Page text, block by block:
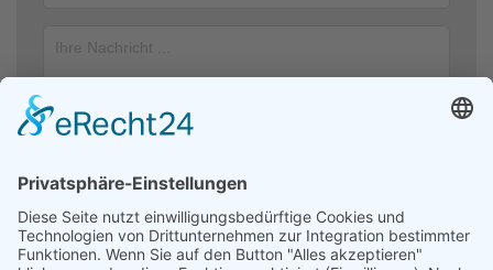
Beantwortung meiner Anfrage erhoben und verarbeitet werden. Die
Daten werden nach abgeschlossener Bearbeitung Ihrer Anfrage
gelöscht. Hinweis: Sie können Ihre Einwilligung jederzeit für die
Zukunft per E-Mail an kontakt@helfendehaendeev.de widerrufen.